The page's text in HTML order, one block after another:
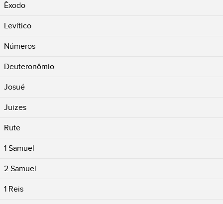
Êxodo
Levítico
Números
Deuteronômio
Josué
Juizes
Rute
1 Samuel
2 Samuel
1 Reis